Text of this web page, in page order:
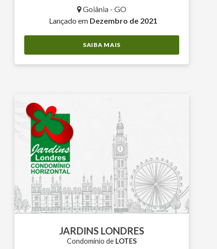
Goiânia - GO
Lançado em Dezembro de 2021
SAIBA MAIS
JARDINS LONDRES
Condomínio de LOTES